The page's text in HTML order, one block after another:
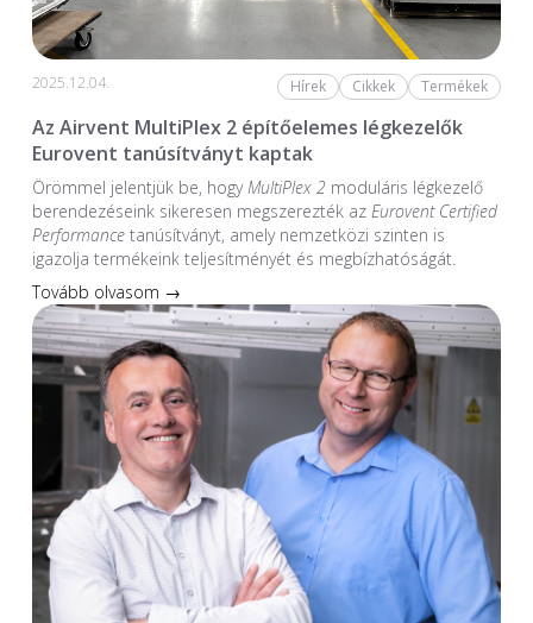
2025.12.04. Hírek Cikkek Termékek
Az Airvent MultiPlex 2 építőelemes légkezelők
Eurovent tanúsítványt kaptak
Örömmel jelentjük be, hogyMultiPlex 2moduláris légkezelő
berendezéseink sikeresen megszerezték az Eurovent Certified
Performancetanúsítványt, amely nemzetközi szinten is
igazolja termékeink teljesítményét és megbízhatóságát.
Tovább olvasom →